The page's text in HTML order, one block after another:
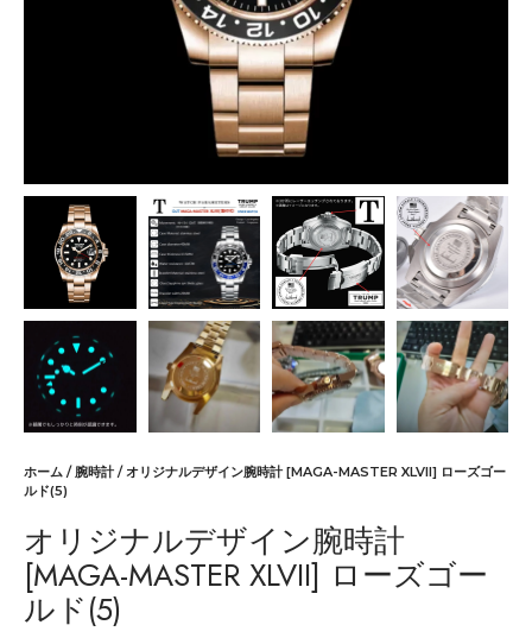
ホーム /腕時計 / オリジナルデザイン腕時計 [MAGA-MASTER XLVII] ローズゴー
ルド(5)
オリジナルデザイン腕時計
[MAGA-MASTER XLVII] ローズゴー
ルド(5)